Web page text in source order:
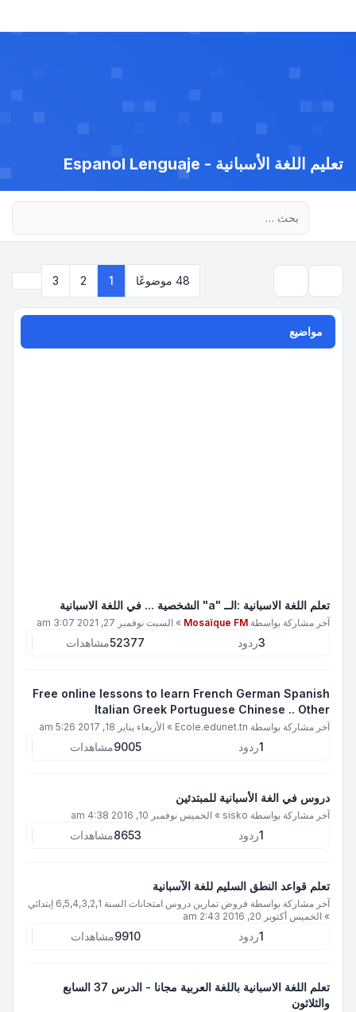
تعليم اللغة الأسبانية - Espanol Lenguaje
48 موضوعًا 1
2
3
مواضيع
تعلم اللغة الاسبانية :الــ "a" الشخصية ... في اللغة الاسبانية
آخر مشاركة بواسطة Mosaïque FM
» السبت نوفمبر 27, 2021 3:07 am
3ردود 52377مشاهدات
Free online lessons to learn French German Spanish
Italian Greek Portuguese Chinese .. Other
آخر مشاركة بواسطة Ecole.edunet.tn
» الأربعاء يناير 18, 2017 5:26 am
1ردود 9005مشاهدات
دروس في الغة الأسبانية للمبتدئين
آخر مشاركة بواسطة sisko
» الخميس نوفمبر 10, 2016 4:38 am
1ردود 8653مشاهدات
تعلم قواعد النطق السليم للغة الآسبانية
آخر مشاركة بواسطة فروض تمارين دروس امتحانات السنة 6,5,4,3,2,1 إبتدائي
» الخميس أكتوبر 20, 2016 2:43 am
1ردود 9910مشاهدات
تعلم اللغة الاسبانية باللغة العربية مجانا - الدرس 37 السابع
والثلاثون